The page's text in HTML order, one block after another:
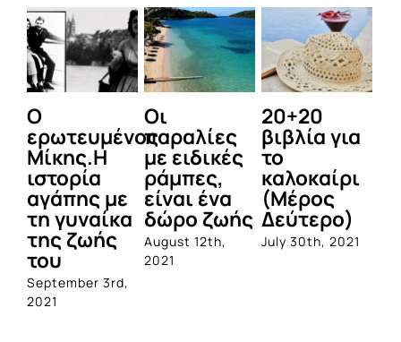
Ο
ερωτευμένος
Μίκης.Η
ιστορία
αγάπης με
τη γυναίκα
της ζωής
του
September 3rd,
2021
Οι
παραλίες
με ειδικές
ράμπες,
είναι ένα
δώρο ζωής
August 12th,
2021
20+20
βιβλία για
το
καλοκαίρι
(Μέρος
Δεύτερο)
July 30th, 2021